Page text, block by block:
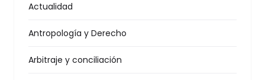
Actualidad
Antropología y Derecho
Arbitraje y conciliación